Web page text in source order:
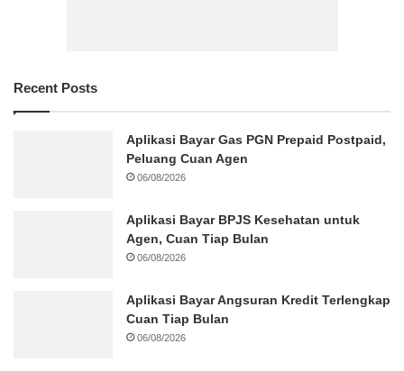
Recent Posts
Aplikasi Bayar Gas PGN Prepaid Postpaid,
Peluang Cuan Agen
06/08/2026
Aplikasi Bayar BPJS Kesehatan untuk
Agen, Cuan Tiap Bulan
06/08/2026
Aplikasi Bayar Angsuran Kredit Terlengkap
Cuan Tiap Bulan
06/08/2026